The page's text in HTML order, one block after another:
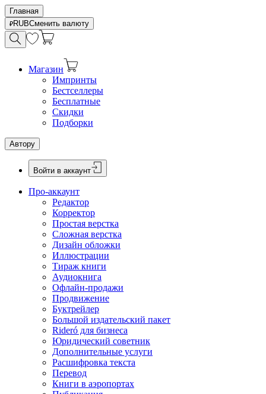
Главная
RUBСменить валюту
Магазин
Импринты
Бестселлеры
Бесплатные
Скидки
Подборки
Автору
Войти в аккаунт
Про-аккаунт
Редактор
Корректор
Простая верстка
Сложная верстка
Дизайн обложки
Иллюстрации
Тираж книги
Аудиокнига
Офлайн-продажи
Продвижение
Буктрейлер
Большой издательский пакет
Rideró для бизнеса
Юридический советник
Дополнительные услуги
Расшифровка текста
Перевод
Книги в аэропортах